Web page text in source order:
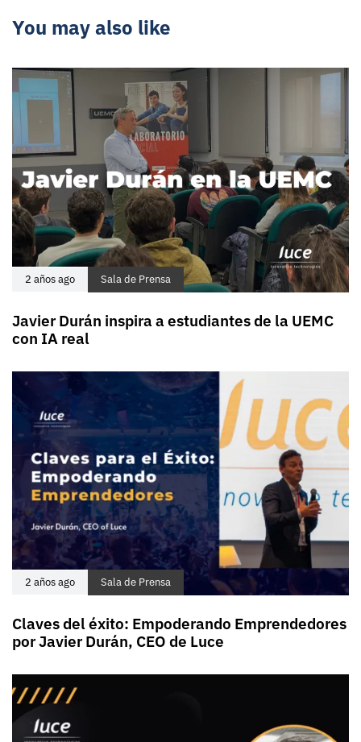
You may also like
2 años ago Sala de Prensa
Javier Durán inspira a estudiantes de la UEMC
con IA real
2 años ago Sala de Prensa
Claves del éxito: Empoderando Emprendedores
por Javier Durán, CEO de Luce